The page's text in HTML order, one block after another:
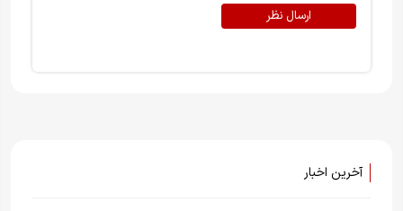
ارسال نظر
آخرین اخبار